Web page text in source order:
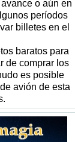
o aún en
períodos
billetes en el
baratos para
de comprar los
es posible
avión de esta